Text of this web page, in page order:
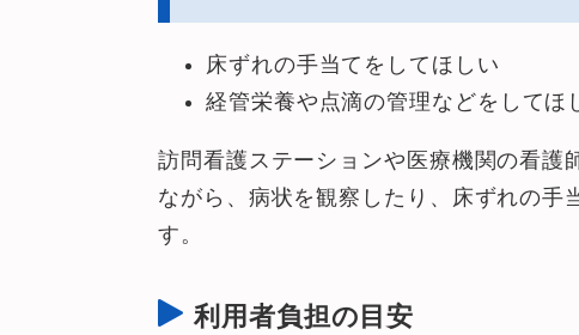
床ずれの手当てをしてほしい
経管栄養や点滴の管理などをしてほ
訪問看護ステーションや医療機関の看護
ながら、病状を観察したり、床ずれの手
す。
利用者負担の目安